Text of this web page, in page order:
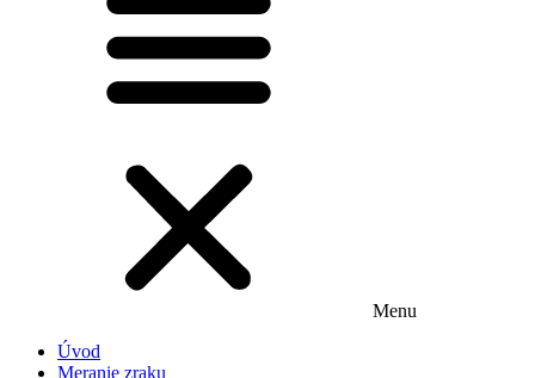
Menu
Úvod
Meranie zraku